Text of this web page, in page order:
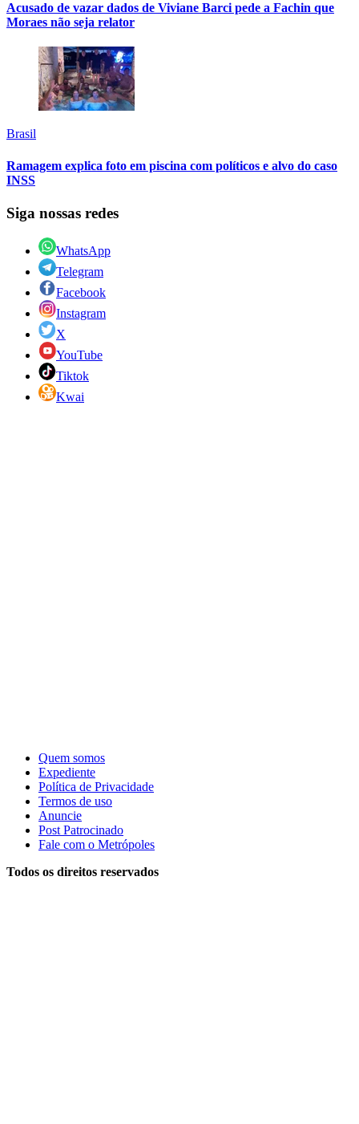
Acusado de vazar dados de Viviane Barci pede a Fachin que
Moraes não seja relator
Brasil
Ramagem explica foto em piscina com políticos e alvo do caso
INSS
Siga nossas redes
WhatsApp
Telegram
Facebook
Instagram
X
YouTube
Tiktok
Kwai
Quem somos
Expediente
Política de Privacidade
Termos de uso
Anuncie
Post Patrocinado
Fale com o Metrópoles
Todos os direitos reservados